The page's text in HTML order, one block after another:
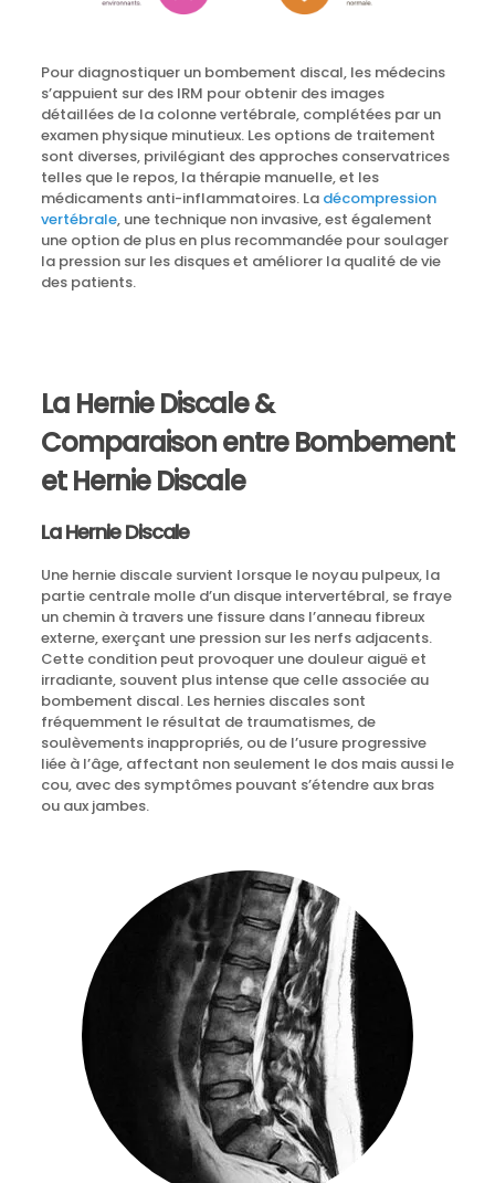
Pour diagnostiquer un bombement discal, les médecins
s’appuient sur des IRM pour obtenir des images
détaillées de la colonne vertébrale, complétées par un
examen physique minutieux. Les options de traitement
sont diverses, privilégiant des approches conservatrices
telles que le repos, la thérapie manuelle, et les
médicaments anti-inflammatoires. La décompression
vertébrale, une technique non invasive, est également
une option de plus en plus recommandée pour soulager
la pression sur les disques et améliorer la qualité de vie
des patients.
La Hernie Discale &
Comparaison entre Bombement
et Hernie Discale
La Hernie Discale
Une hernie discale survient lorsque le noyau pulpeux, la
partie centrale molle d’un disque intervertébral, se fraye
un chemin à travers une fissure dans l’anneau fibreux
externe, exerçant une pression sur les nerfs adjacents.
Cette condition peut provoquer une douleur aiguë et
irradiante, souvent plus intense que celle associée au
bombement discal. Les hernies discales sont
fréquemment le résultat de traumatismes, de
soulèvements inappropriés, ou de l’usure progressive
liée à l’âge, affectant non seulement le dos mais aussi le
cou, avec des symptômes pouvant s’étendre aux bras
ou aux jambes.